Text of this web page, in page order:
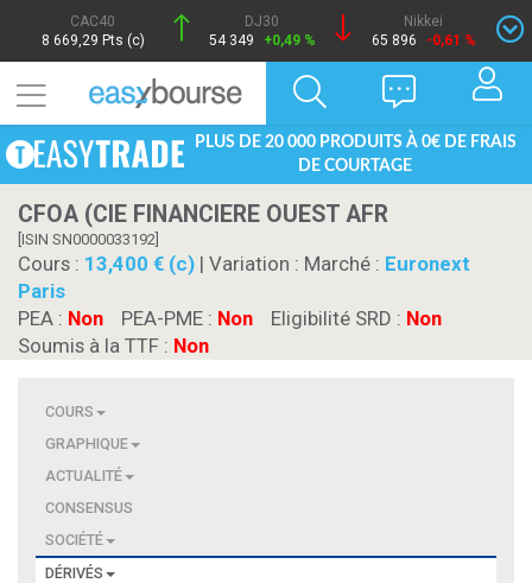
CAC40
8 669,29 Pts (c)
DJ30
54 349
+0,49 %
Nikkei
65 896
-0,61 %
PLUS DE 20 000 PRODUITS À 0€ DE FRAIS
DE COURTAGE
CFOA (CIE FINANCIERE OUEST AFR
[ISIN SN0000033192]
Cours : 13,400 € (c) | Variation : Marché : Euronext
Paris
PEA : Non PEA-PME : Non Eligibilité SRD : Non
Soumis à la TTF : Non
COURS
GRAPHIQUE
ACTUALITÉ
CONSENSUS
SOCIÉTÉ
DÉRIVÉS